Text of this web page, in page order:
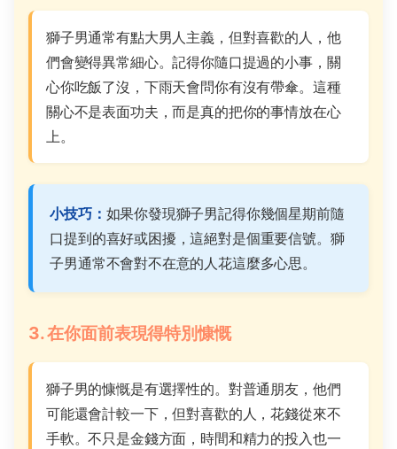
獅子男通常有點大男人主義，但對喜歡的人，他
們會變得異常細心。記得你隨口提過的小事，關
心你吃飯了沒，下雨天會問你有沒有帶傘。這種
關心不是表面功夫，而是真的把你的事情放在心
上。
小技巧： 如果你發現獅子男記得你幾個星期前隨
口提到的喜好或困擾，這絕對是個重要信號。獅
子男通常不會對不在意的人花這麼多心思。
3. 在你面前表現得特別慷慨
獅子男的慷慨是有選擇性的。對普通朋友，他們
可能還會計較一下，但對喜歡的人，花錢從來不
手軟。不只是金錢方面，時間和精力的投入也一